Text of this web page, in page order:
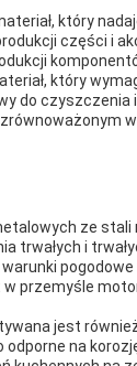
który
części i
który
do
ze stali
trwałych i
pogodowe
przemyśle
jest
na